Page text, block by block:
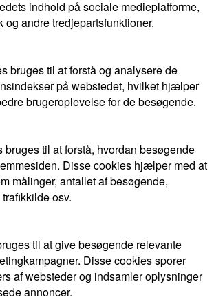
indhold på sociale medieplatforme,
og andre tredjepartsfunktioner.
bruges til at forstå og analysere de
på webstedet, hvilket hjælper
brugeroplevelse for de besøgende.
til at forstå, hvordan besøgende
Disse cookies hjælper med at
målinger, antallet af besøgende,
osv.
til at give besøgende relevante
Disse cookies sporer
af websteder og indsamler oplysninger
annoncer.